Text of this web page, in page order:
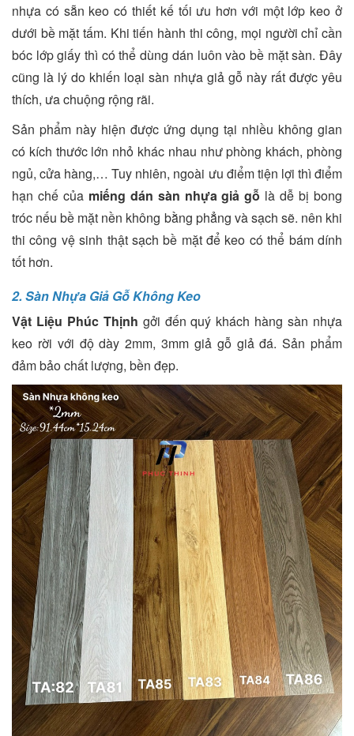
nhựa có sẵn keo có thiết kế tối ưu hơn với một lớp keo ở
dưới bề mặt tấm. Khi tiến hành thi công, mọi người chỉ cần
bóc lớp giấy thì có thể dùng dán luôn vào bề mặt sàn. Đây
cũng là lý do khiến loại sàn nhựa giả gỗ này rất được yêu
thích, ưa chuộng rộng rãi.
Sản phẩm này hiện được ứng dụng tại nhiều không gian
có kích thước lớn nhỏ khác nhau như phòng khách, phòng
ngủ, cửa hàng,… Tuy nhiên, ngoài ưu điểm tiện lợi thì điểm
hạn chế củamiếng dán sàn nhựa giả gỗ là dễ bị bong
tróc nếu bề mặt nền không bằng phẳng và sạch sẽ. nên khi
thi công vệ sinh thật sạch bề mặt để keo có thể bám dính
tốt hơn.
2. Sàn Nhựa Giả Gỗ Không Keo
Vật Liệu Phúc Thịnh gởi đến quý khách hàng sàn nhựa
keo rời với độ dày 2mm, 3mm giả gỗ giả đá. Sản phẩm
đảm bảo chất lượng, bền đẹp.